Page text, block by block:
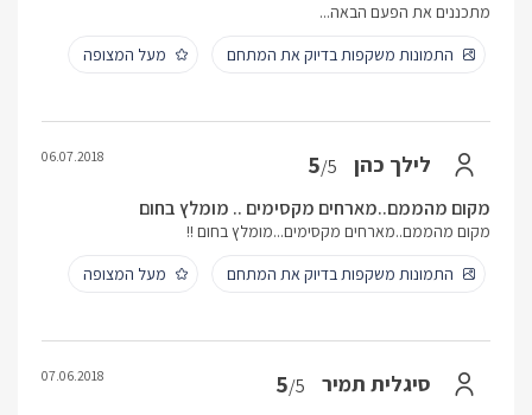
מתכננים את הפעם הבאה...
התמונות משקפות בדיוק את המתחם
מעל המצופה
לילך כהן 5/5
06.07.2018
מקום מהממם..מארחים מקסימים .. מומלץ בחום
מקום מהממם..מארחים מקסימים...מומלץ בחום !!
התמונות משקפות בדיוק את המתחם
מעל המצופה
סיגלית תמיר 5/5
07.06.2018